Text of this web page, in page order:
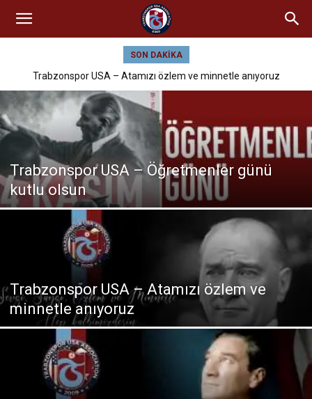
SON DAKIKA
Trabzonspor USA – Atamızı özlem ve minnetle anıyoruz
Trabzonspor USA – Öğretmenler günü
kutlu olsun
Trabzonspor USA – Atamızı özlem ve
minnetle anıyoruz